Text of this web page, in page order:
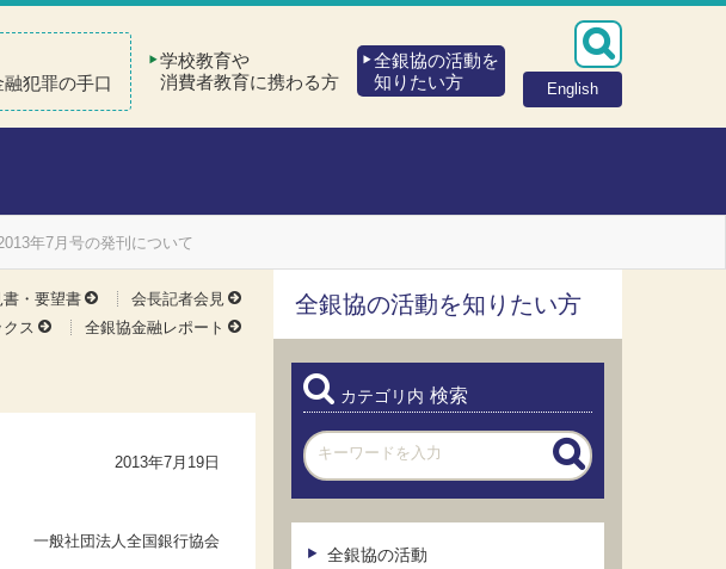
English
融犯罪の手口
学校教育や
消費者教育に携わる方
全銀協の活動を
知りたい方
年7月号の発刊について
・要望書
会長記者会見
ス
全銀協金融レポート
2013年7月19日
一般社団法人全国銀行協会
全銀協の活動を知りたい方
カテゴリ内 検索
全銀協の活動